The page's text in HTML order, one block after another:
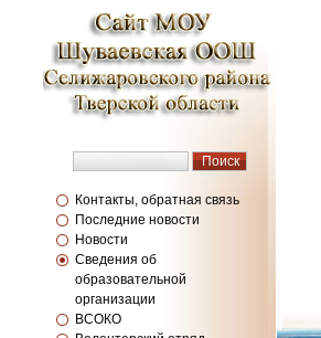
Контакты, обратная связь
Последние новости
Новости
Сведения об
образовательной
организации
ВСОКО